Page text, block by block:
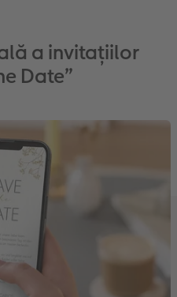
a invitațiilor
Date”